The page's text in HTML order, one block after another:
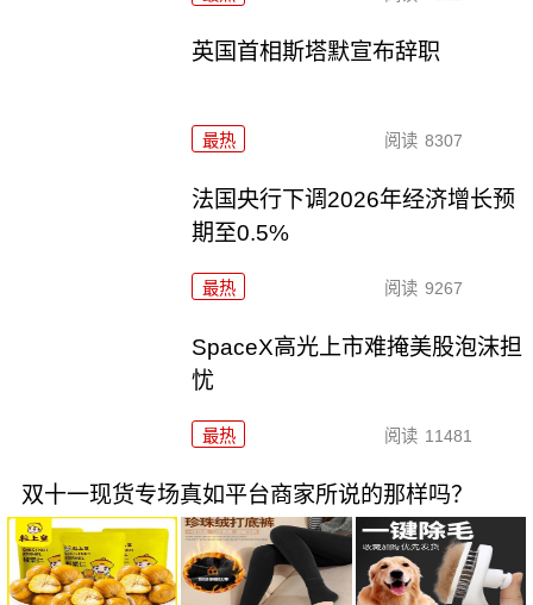
英国首相斯塔默宣布辞职
最热 阅读 8307
法国央行下调2026年经济增长预
期至0.5%
最热 阅读 9267
SpaceX高光上市难掩美股泡沫担
忧
最热 阅读 11481
双十一现货专场真如平台商家所说的那样吗？